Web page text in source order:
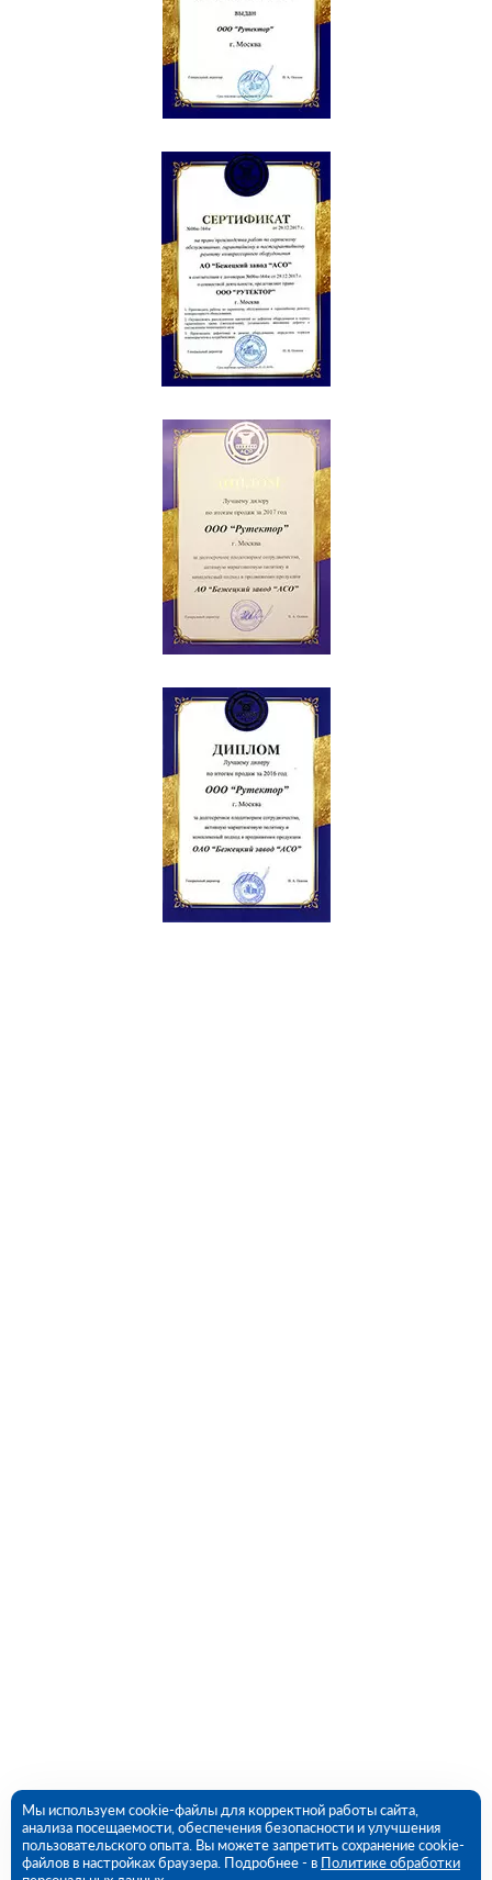
Мы используем cookie-файлы для корректной работы сайта,
анализа посещаемости, обеспечения безопасности и улучшения
пользовательского опыта. Вы можете запретить сохранение cookie-
файлов в настройках браузера. Подробнее - в Политике обработки